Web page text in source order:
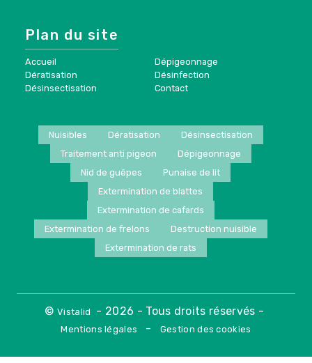
Plan du site
Accueil
Dératisation
Désinsectisation
Dépigeonnage
Désinfection
Contact
Nuisibles Dératisation
Désinsectisation
Traitement anti pigeon
Dépigeonnage
Nid de guêpes
Punaise de lit
Extermination de blattes
Extermination de cafards
Extermination de frelons
Destruction nuisible
Extermination de rats
©Vistalid - 2026 - Tous droits réservés -
Mentions légales - Gestion des cookies